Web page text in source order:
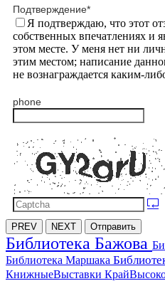
Подтверждение*
Я подтверждаю, что этот
собственных впечатлениях и
этом месте. У меня нет ни
этим местом; написание
не вознаграждается каким-
phone
PREV NEXT Отправить
Библиотека Бажова
Библиотека Маршака
КнижныеВыставки